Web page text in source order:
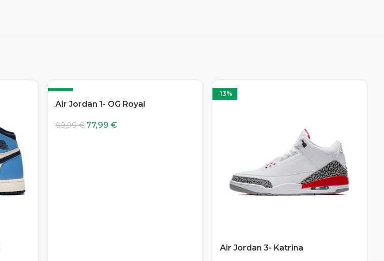
-13%
Air Jordan 1- OG Royal
89,99€ 77,99 €
-13%
Air Jordan 3- Katrina